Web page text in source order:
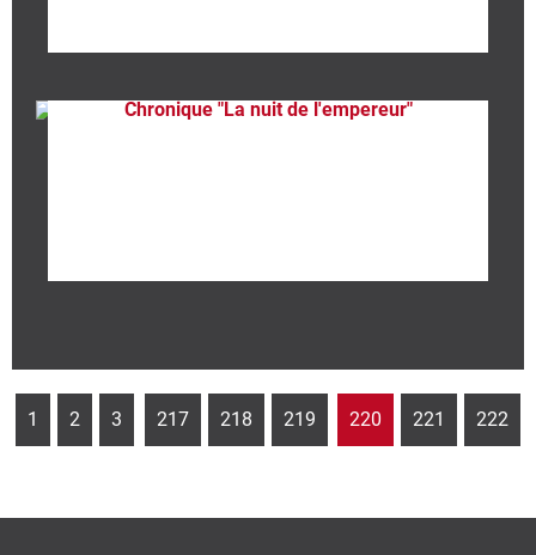
Chronique "La nuit de l'empereur"
1 2 3 217 218 219 220 221 222